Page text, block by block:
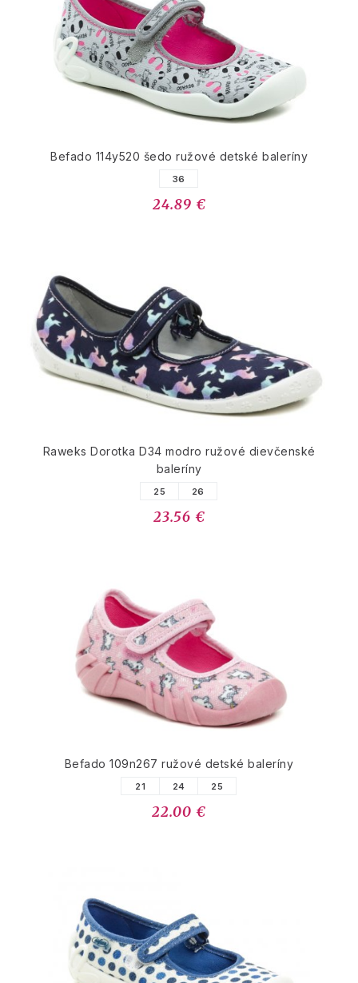
Befado 114y520 šedo ružové detské baleríny
36
24.89 €
Raweks Dorotka D34 modro ružové dievčenské
baleríny
25 26
23.56 €
Befado 109n267 ružové detské baleríny
21 24 25
22.00 €